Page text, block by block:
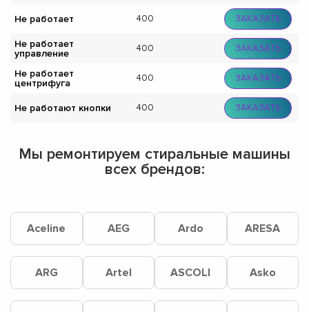
Не работает 400 ЗАКАЗАТЬ
Не работает
управление
400 ЗАКАЗАТЬ
Не работает
центрифуга
400 ЗАКАЗАТЬ
Не работают кнопки 400 ЗАКАЗАТЬ
Мы ремонтируем стиральные машины
всех брендов:
Aceline AEG Ardo ARESA
ARG Artel ASCOLI Asko